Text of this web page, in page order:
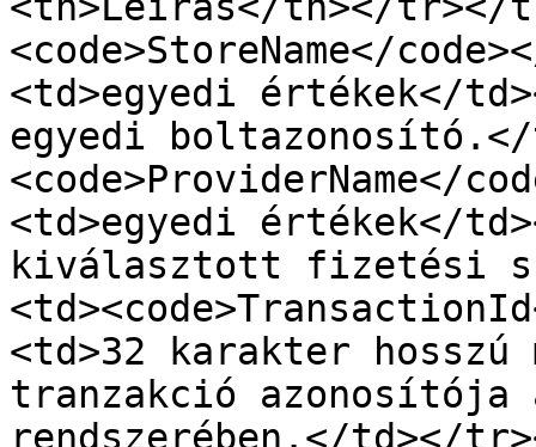
<code>StoreName</
<td>egyedi értékek</
egyedi
<code>ProviderName</
<td>egyedi értékek</
kiválasztott fizetési
<td>32 karakter hosszú
tranzakció azonosítója a
rendszerében.</td></